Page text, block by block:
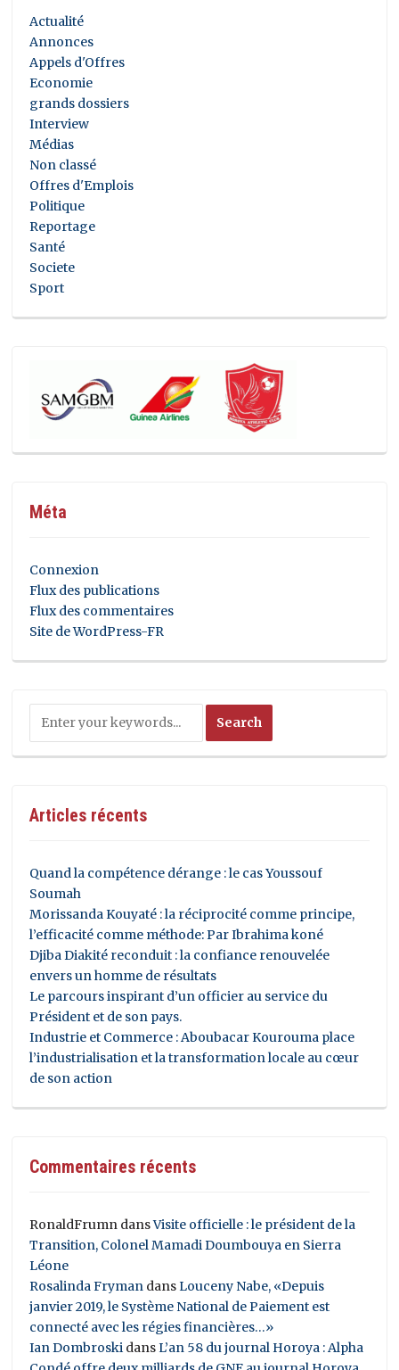
Actualité
Annonces
Appels d'Offres
Economie
grands dossiers
Interview
Médias
Non classé
Offres d'Emplois
Politique
Reportage
Santé
Societe
Sport
Méta
Connexion
Flux des publications
Flux des commentaires
Site de WordPress-FR
Articles récents
Quand la compétence dérange : le cas Youssouf
Soumah
Morissanda Kouyaté : la réciprocité comme principe,
l’efficacité comme méthode: Par Ibrahima koné
Djiba Diakité reconduit : la confiance renouvelée
envers un homme de résultats
Le parcours inspirant d’un officier au service du
Président et de son pays.
Industrie et Commerce : Aboubacar Kourouma place
l’industrialisation et la transformation locale au cœur
de son action
Commentaires récents
RonaldFrumn dansVisite officielle : le président de la
Transition, Colonel Mamadi Doumbouya en Sierra
Léone
Rosalinda Fryman dansLouceny Nabe, «Depuis
janvier 2019, le Système National de Paiement est
connecté avec les régies financières…»
Ian Dombroski dansL’an 58 du journal Horoya : Alpha